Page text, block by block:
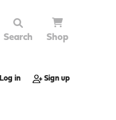
Search Shop
Log in Sign up